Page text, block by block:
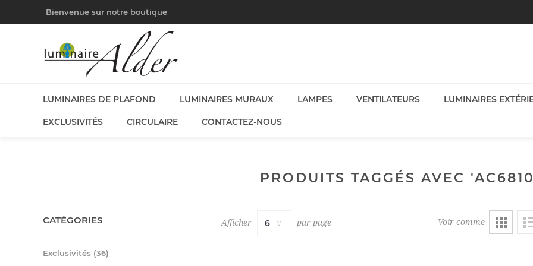
Bienvenue sur notre boutique
LUMINAIRES DE PLAFOND LUMINAIRES MURAUX LAMPES VENTILATEURS LUMINAIRES
EXCLUSIVITÉS CIRCULAIRE CONTACTEZ-NOUS
PRODUITS TAGGÉS AVEC
Voir comme
Afficher par page
CATÉGORIES
Exclusivités (36)